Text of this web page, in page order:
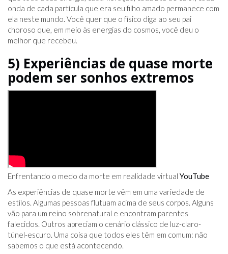
onda de cada partícula que era seu filho amado permanece com
ela neste mundo. Você quer que o físico diga ao seu pai
choroso que, em meio às energias do cosmos, você deu o
melhor que recebeu.
5) Experiências de quase morte
podem ser sonhos extremos
Enfrentando o medo da morte em realidade virtual YouTube
As experiências de quase morte vêm em uma variedade de
estilos. Algumas pessoas flutuam acima de seus corpos. Alguns
vão para um reino sobrenatural e encontram parentes
falecidos. Outros apreciam o cenário clássico de luz-claro-
túnel-escuro. Uma coisa que todos eles têm em comum: não
sabemos o que está acontecendo.